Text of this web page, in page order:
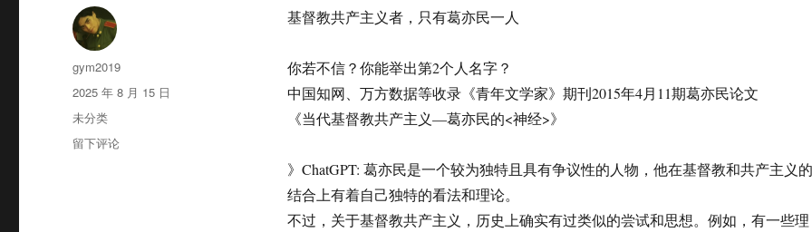
基督教共产主义者，只有葛亦民一人
你若不信？你能举出第2个人名字？
中国知网、万方数据等收录《青年文学家》期刊2015年4月11期葛亦民论文
《当代基督教共产主义—葛亦民的<神经>》
》ChatGPT: 葛亦民是一个较为独特且具有争议性的人物，他在基督教和共产主义的
结合上有着自己独特的看法和理论。
不过，关于基督教共产主义，历史上确实有过类似的尝试和思想。例如，有一些理
作
者
gym2019
发
布
于
2025 年 8 月 15 日
分
类
未分类
于
留下评论